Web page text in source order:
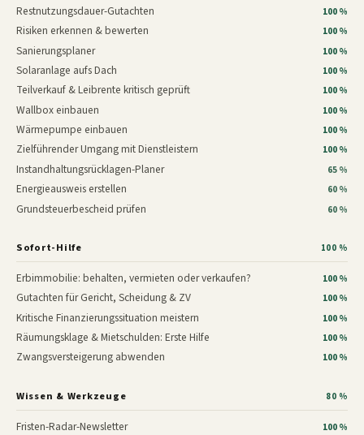
Restnutzungsdauer-Gutachten 100 %
Risiken erkennen & bewerten 100 %
Sanierungsplaner 100 %
Solaranlage aufs Dach 100 %
Teilverkauf & Leibrente kritisch geprüft 100 %
Wallbox einbauen 100 %
Wärmepumpe einbauen 100 %
Zielführender Umgang mit Dienstleistern 100 %
Instandhaltungsrücklagen-Planer 65 %
Energieausweis erstellen 60 %
Grundsteuerbescheid prüfen 60 %
Sofort-Hilfe 100 %
Erbimmobilie: behalten, vermieten oder verkaufen? 100 %
Gutachten für Gericht, Scheidung & ZV 100 %
Kritische Finanzierungssituation meistern 100 %
Räumungsklage & Mietschulden: Erste Hilfe 100 %
Zwangsversteigerung abwenden 100 %
Wissen & Werkzeuge 80 %
Fristen-Radar-Newsletter 100 %